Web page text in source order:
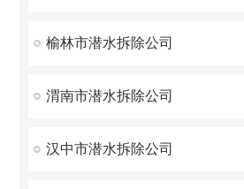
榆林市潜水拆除公司
渭南市潜水拆除公司
汉中市潜水拆除公司